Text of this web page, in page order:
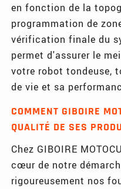
en fonction de la
programmation de
vérification finale du
permet d'assurer le
votre robot tondeuse,
de vie et sa
COMMENT GIBOIRE
QUALITÉ DE SES
Chez GIBOIRE
cœur de notre
rigoureusement nos